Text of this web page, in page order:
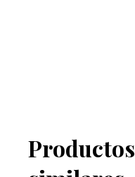
Productos